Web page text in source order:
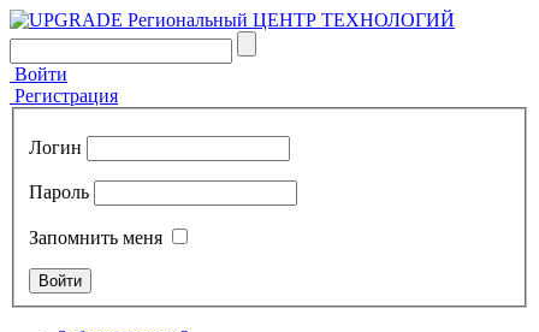
Войти
Регистрация
Логин
Пароль
Запомнить меня